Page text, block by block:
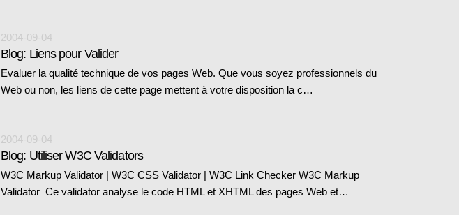
2004-09-04
Blog: Liens pour Valider
Evaluer la qualité technique de vos pages Web. Que vous soyez professionnels du
Web ou non, les liens de cette page mettent à votre disposition la c…
2004-09-04
Blog: Utiliser W3C Validators
W3C Markup Validator | W3C CSS Validator | W3C Link Checker W3C Markup
Validator Ce validator analyse le code HTML et XHTML des pages Web et…